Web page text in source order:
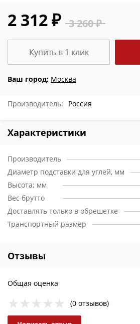
3 260 ₽
2 312 ₽
Ваш город: Москва
Купить в 1 клик
Производитель: Россия
Характеристики
Производитель
Диаметр подставки для углей, мм
Высота; мм
Вес брутто
Доставлять только в обрешетке
Транспортный размер
Отзывы
Общая оценка
(0 отзывов)